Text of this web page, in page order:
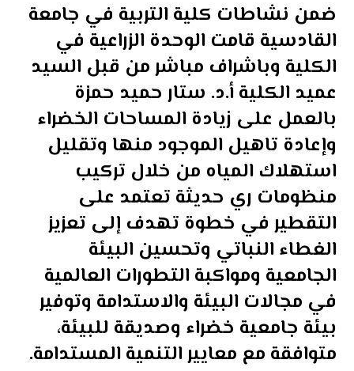
ضمن نشاطات كلية التربية في جامعة
القادسية قامت الوحدة الزراعية في
الكلية وباشراف مباشر من قبل السيد
عميد الكلية أ.د. ستار حميد حمزة
بالعمل على زيادة المساحات الخضراء
وإعادة تاهيل الموجود منها وتقليل
استهلاك المياه من خلال تركيب
منظومات ري حديثة تعتمد على
التقطير في خطوة تهدف إلى تعزيز
الغطاء النباتي وتحسين البيئة
الجامعية ومواكبة التطورات العالمية
في مجالات البيئة والاستدامة وتوفير
بيئة جامعية خضراء وصديقة للبيئة،
متوافقة مع معايير التنمية المستدامة.